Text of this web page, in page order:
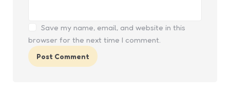
Save my name, email, and website in this
browser for the next time I comment.